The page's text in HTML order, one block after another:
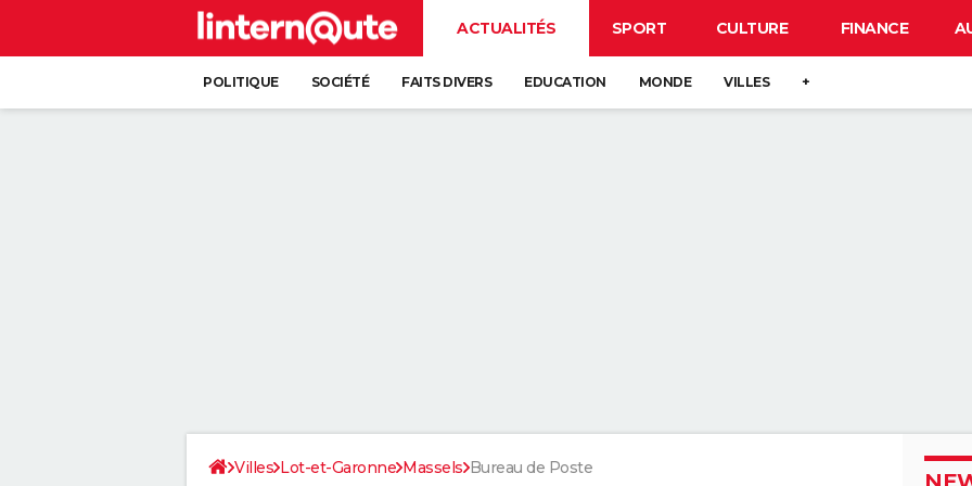
ACTUALITÉS SPORT CULTURE FINANCE
POLITIQUE SOCIÉTÉ FAITS DIVERS EDUCATION MONDE VILLES +
Villes Lot-et-Garonne Massels Bureau de Poste